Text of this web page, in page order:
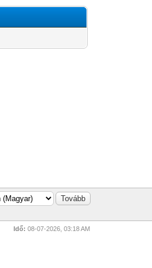
Idő: 08-07-2026, 03:18 AM